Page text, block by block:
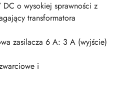
o wysokiej sprawności z
transformatora
zasilacza 6 A: 3 A (wyjście)
i